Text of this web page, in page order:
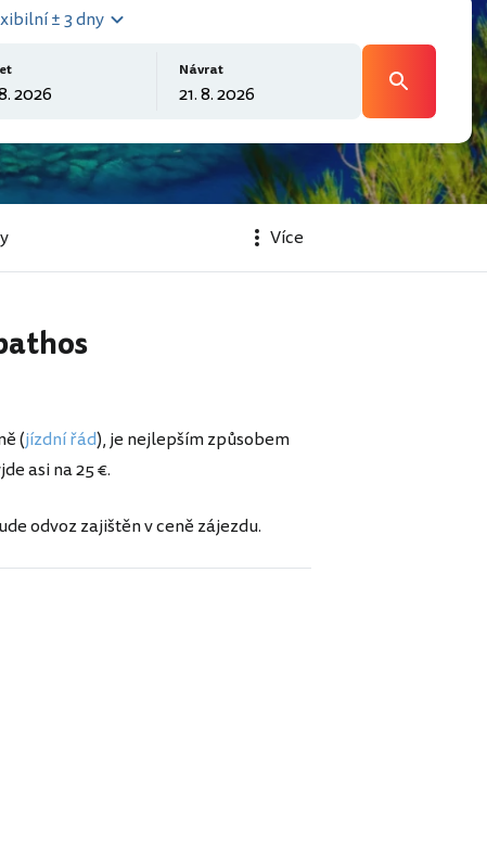
± 3 dny
Návrat
Více
(jízdní řád), je nejlepším způsobem
asi na 25 €.
odvoz zajištěn v ceně zájezdu.